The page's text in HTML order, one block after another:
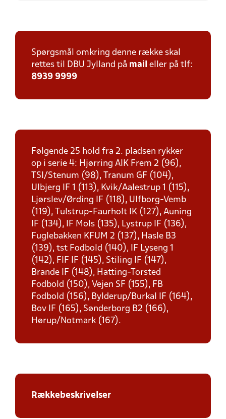
Spørgsmål omkring denne række skal
rettes til DBU Jylland på mail eller på tlf:
8939 9999
Følgende 25 hold fra 2. pladsen rykker
op i serie 4: Hjørring AIK Frem 2 (96),
TSI/Stenum (98), Tranum GF (104),
Ulbjerg IF 1 (113), Kvik/Aalestrup 1 (115),
Ljørslev/Ørding IF (118), Ulfborg-Vemb
(119), Tulstrup-Faurholt IK (127), Auning
IF (134), IF Mols (135), Lystrup IF (136),
Fuglebakken KFUM 2 (137), Hasle B3
(139), tst Fodbold (140), IF Lyseng 1
(142), FIF IF (145), Stiling IF (147),
Brande IF (148), Hatting-Torsted
Fodbold (150), Vejen SF (155), FB
Fodbold (156), Bylderup/Burkal IF (164),
Bov IF (165), Sønderborg B2 (166),
Hørup/Notmark (167).
Rækkebeskrivelser